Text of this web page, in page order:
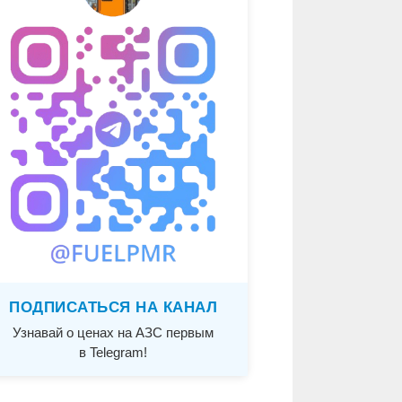
ПОДПИСАТЬСЯ НА КАНАЛ
Узнавай о ценах на АЗС первым
в Telegram!